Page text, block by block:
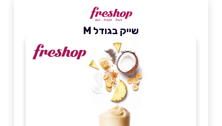
שייק בגודל M